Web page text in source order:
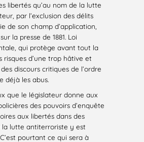
libertés qu’au nom de la lutte
par l’exclusion des délits
de son champ d’application,
la presse de 1881. Loi
qui protège avant tout la
risques d’une trop hâtive et
discours critiques de l’ordre
déjà les abus.
que le législateur donne aux
des pouvoirs d’enquête
aux libertés dans des
la lutte antiterroriste y est
pourtant ce qui sera à